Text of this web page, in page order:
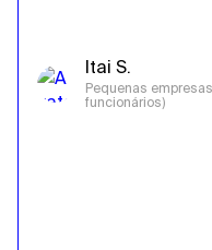
Itai S.
Pequenas
funcionários)